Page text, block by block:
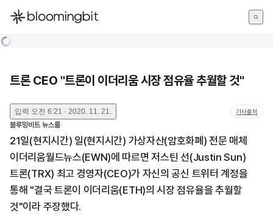
한국어
트론 CEO "트론이 이더리움 시장 점유율 추월할 것"
입력 오전 6:21 · 2020. 11. 21. 기사출처
블루밍비트 뉴스룸
21일(현지시간) 일(현지시간) 가상자산(암호화폐) 전문 매체
이더리움월드뉴스(EWN)에 따르면 저스틴 선(Justin Sun)
트론(TRX) 최고 경영자(CEO)가 자신의 공신 트위터 계정을
통해 "결국 트론이 이더리움(ETH)의 시장 점유율을 추월할
것"이라 주장했다.